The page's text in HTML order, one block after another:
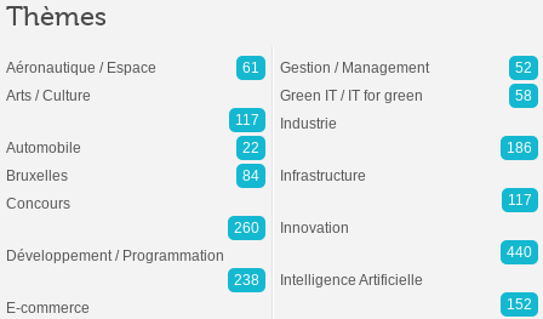
Thèmes
Aéronautique / Espace
61
Arts / Culture
117
Automobile
22
Bruxelles
84
Concours
260
Développement / Programmation
238
E-commerce
Gestion / Management
52
Green IT / IT for green
58
Industrie
186
Infrastructure
117
Innovation
440
Intelligence Artificielle
152